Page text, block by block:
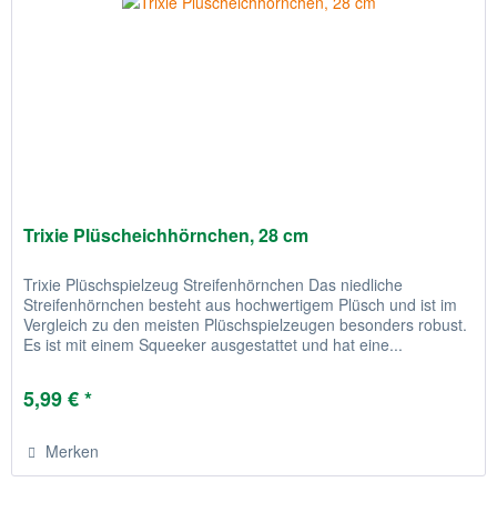
Trixie Plüscheichhörnchen, 28 cm
Trixie Plüschspielzeug Streifenhörnchen Das niedliche
Streifenhörnchen besteht aus hochwertigem Plüsch und ist im
Vergleich zu den meisten Plüschspielzeugen besonders robust.
Es ist mit einem Squeeker ausgestattet und hat eine...
5,99 € *
Merken